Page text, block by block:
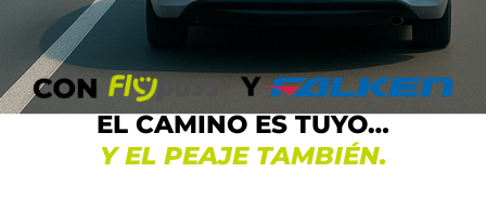
EL CAMINO ES TUYO…
Y EL PEAJE TAMBIÉN.